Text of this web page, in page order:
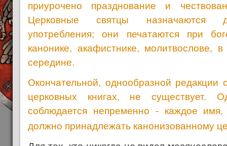
приурочено празднование и
Церковные святцы назначаются
употребления; они печатаются при
канонике, акафистнике, молитвослове,
середине.
Окончательной, однообразной редакции
церковных книгах, не существует.
соблюдается непременно - каждое имя,
должно принадлежать канонизованному